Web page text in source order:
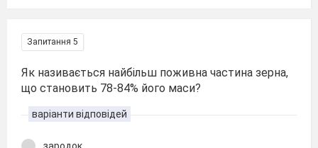
Запитання 5
Як називається найбільш поживна частина зерна,
що становить 78-84% його маси?
варіанти відповідей
зародок